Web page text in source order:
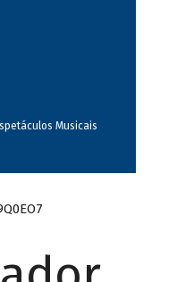
Musicais